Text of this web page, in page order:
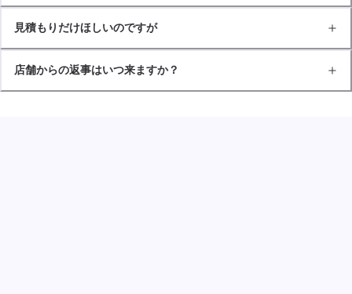
見積もりだけほしいのですが
店舗からの返事はいつ来ますか？